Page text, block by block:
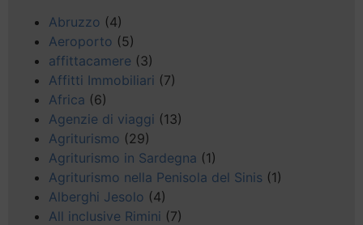
Abruzzo (4)
Aeroporto (5)
affittacamere (3)
Affitti Immobiliari (7)
Africa (6)
Agenzie di viaggi (13)
Agriturismo (29)
Agriturismo in Sardegna (1)
Agriturismo nella Penisola del Sinis (1)
Alberghi Jesolo (4)
All inclusive Rimini (7)